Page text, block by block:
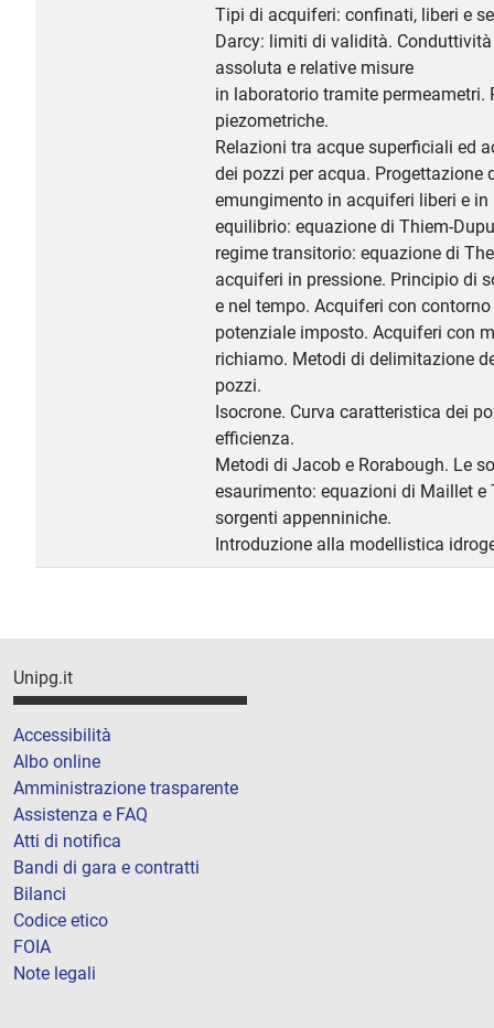
Tipi di acquiferi: confinati, liberi e
Darcy: limiti di validità.
assoluta e relative misure
in laboratorio tramite permeametri.
piezometriche.
Relazioni tra acque superficiali ed
dei pozzi per acqua. Progettazione
emungimento in acquiferi liberi e in
equilibrio: equazione di Thiem-
regime transitorio: equazione di
acquiferi in pressione. Principio di
e nel tempo. Acquiferi con
potenziale imposto. Acquiferi con
richiamo. Metodi di delimitazione
pozzi.
Isocrone. Curva caratteristica dei
efficienza.
Metodi di Jacob e Rorabough. Le
esaurimento: equazioni di Maillet e
sorgenti appenniniche.
Introduzione alla modellistica
Unipg.it
Accessibilità
Albo online
Amministrazione trasparente
Assistenza e FAQ
Atti di notifica
Bandi di gara e contratti
Bilanci
Codice etico
FOIA
Note legali